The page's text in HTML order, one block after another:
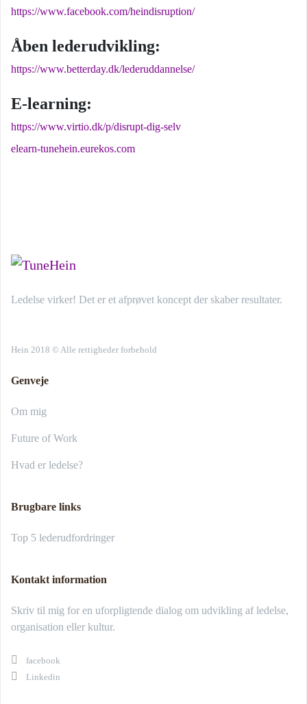
https://www.facebook.com/heindisruption/
Åben lederudvikling:
https://www.betterday.dk/lederuddannelse/
E-learning:
https://www.virtio.dk/p/disrupt-dig-selv
elearn-tunehein.eurekos.com
Ledelse virker! Det er et afprøvet koncept der skaber resultater.
Hein 2018 © Alle rettigheder forbehold
Genveje
Om mig
Future of Work
Hvad er ledelse?
Brugbare links
Top 5 lederudfordringer
Kontakt information
Skriv til mig for en uforpligtende dialog om udvikling af ledelse,
organisation eller kultur.
facebook
Linkedin